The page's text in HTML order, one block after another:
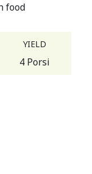
food
YIELD
4 Porsi